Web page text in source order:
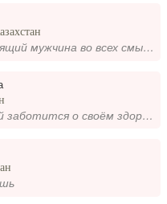
Родной мой, настоящий мужчина во всех смыслах этого слова, ищу тебя!
Я человек, который заботится о своём здоровье. Не курю, не употребляю алкоголь, стараюсь вести активный образ жизни и сл...